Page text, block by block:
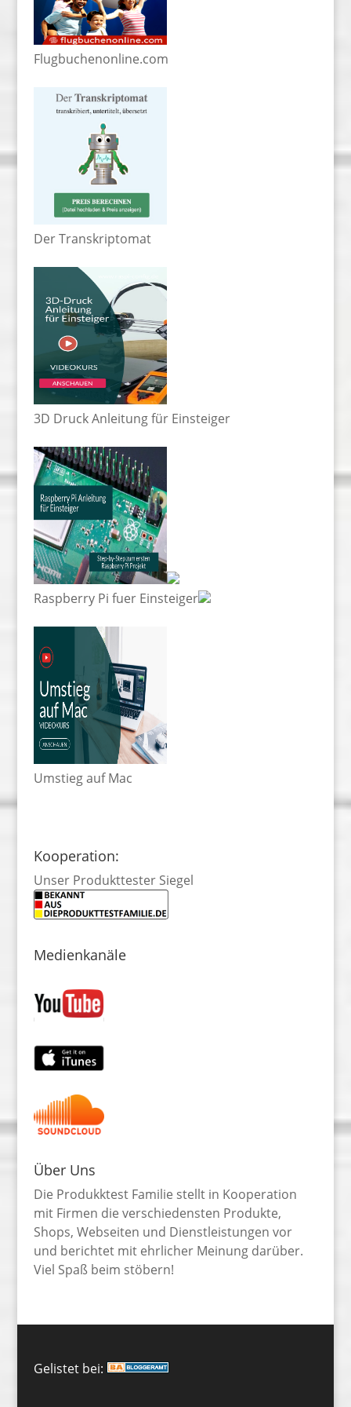
Flugbuchenonline.com
Der Transkriptomat
3D Druck Anleitung für Einsteiger
Raspberry Pi fuer Einsteiger
Umstieg auf Mac
Kooperation:
Unser Produkttester Siegel
Medienkanäle
Über Uns
Die Produkktest Familie stellt in Kooperation
mit Firmen die verschiedensten Produkte,
Shops, Webseiten und Dienstleistungen vor
und berichtet mit ehrlicher Meinung darüber.
Viel Spaß beim stöbern!
Gelistet bei: